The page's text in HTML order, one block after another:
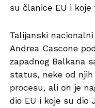
su članice EU i koje
Talijanski
Andrea Cascone
zapadnog Balkana
status, neke od
procesu, ali on je
dio EU i koje su dio